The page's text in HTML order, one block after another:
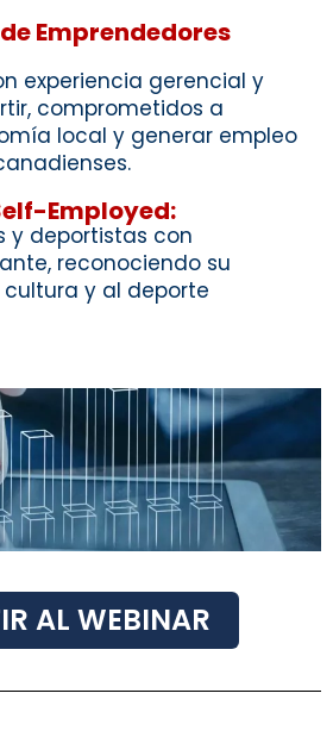
Emprendedores
experiencia gerencial y
comprometidos a
local y generar empleo
Employed:
y deportistas con
reconociendo su
y al deporte
AL WEBINAR